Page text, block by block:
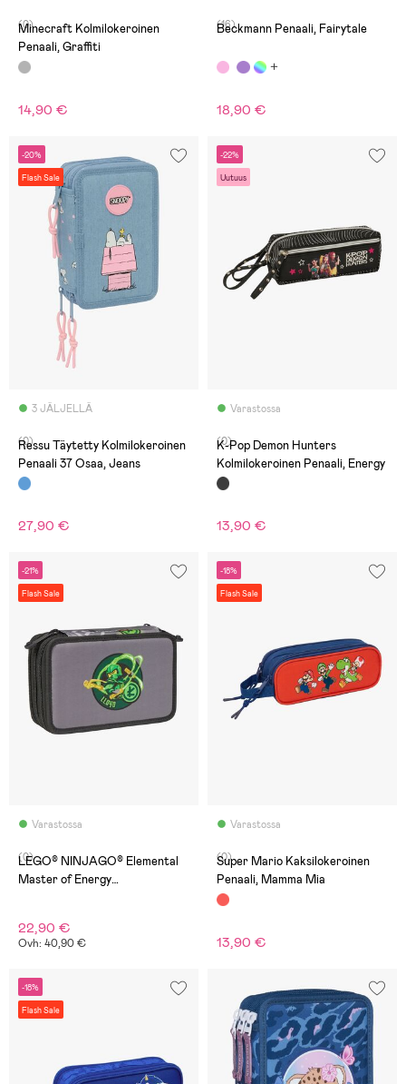
(0)
Minecraft Kolmilokeroinen
Penaali, Graffiti
14,90 €
(16)
Beckmann Penaali, Fairytale
18,90 €
-20%
Flash Sale
3 JÄLJELLÄ
(0)
Ressu Täytetty Kolmilokeroinen
Penaali 37 Osaa, Jeans
27,90 €
-22%
Uutuus
Varastossa
(0)
K-Pop Demon Hunters
Kolmilokeroinen Penaali, Energy
13,90 €
-21%
Flash Sale
Varastossa
(0)
LEGO® NINJAGO® Elemental
Master of Energy
22,90 €
Ovh: 40,90 €
-18%
Flash Sale
Varastossa
(0)
Super Mario Kaksilokeroinen
Penaali, Mamma Mia
13,90 €
-18%
Flash Sale